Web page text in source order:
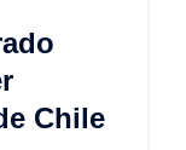
Chile